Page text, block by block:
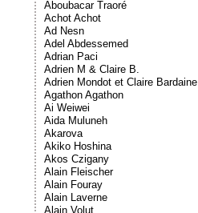
Aboubacar Traoré
Achot Achot
Ad Nesn
Adel Abdessemed
Adrian Paci
Adrien M & Claire B.
Adrien Mondot et Claire Bardaine
Agathon Agathon
Ai Weiwei
Aida Muluneh
Akarova
Akiko Hoshina
Akos Czigany
Alain Fleischer
Alain Fouray
Alain Laverne
Alain Volut